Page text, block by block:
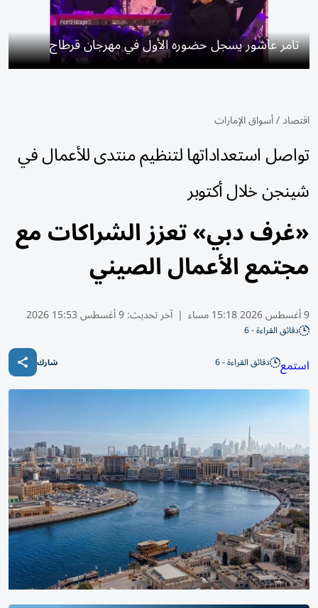
تامر عاشور يسجل حضوره الأول في مهرجان قرطاج
اقتصاد/أسواق الإمارات
تواصل استعداداتها لتنظيم منتدى للأعمال في
شينجن خلال أكتوبر
«غرف دبي» تعزز الشراكات مع
مجتمع الأعمال الصيني
9 أغسطس 2026 15:18 مساء | آخر تحديث:9 أغسطس 15:53 2026
دقائق القراءة - 6
استمع دقائق القراءة - 6 شارك